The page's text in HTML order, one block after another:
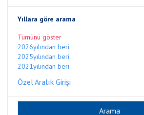
Yıllara göre arama
Tümünü göster
2026yılından beri
2025yılından beri
2021yılından beri
Özel Aralık Girişi